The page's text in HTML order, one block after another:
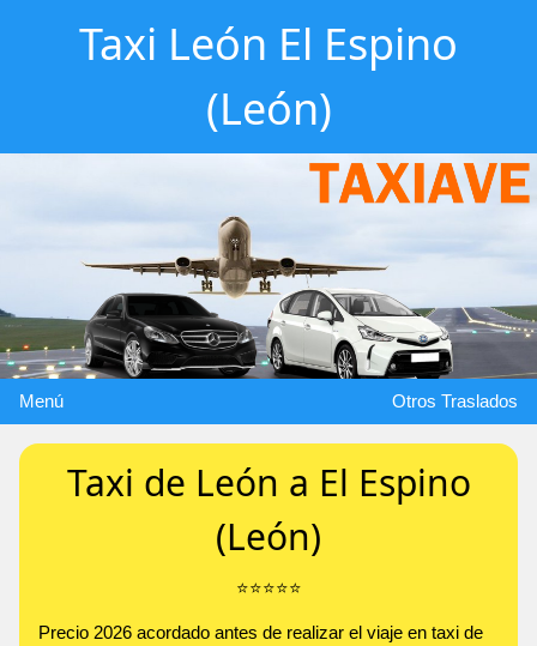
Taxi León El Espino
(León)
Menú Otros Traslados
Taxi de León a El Espino
(León)
⭐️⭐️⭐️⭐️⭐️
Precio 2026 acordado antes de realizar el viaje en taxi de